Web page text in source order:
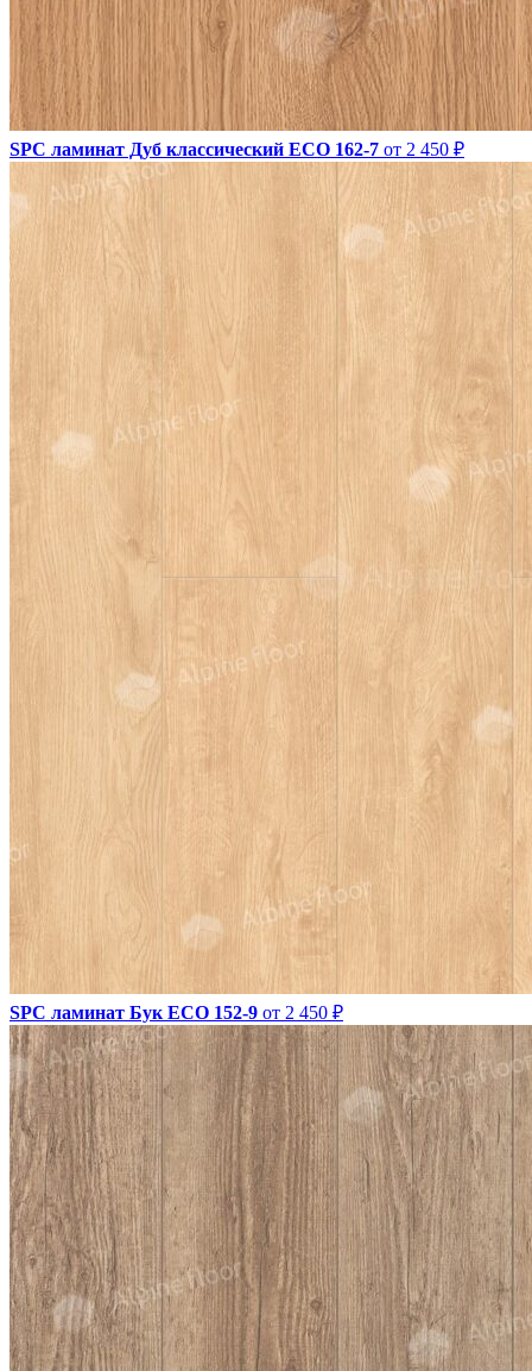
SPC ламинат Дуб классический ЕСО 162-7 от 2 450 ₽
SPC ламинат Бук ECO 152-9 от 2 450 ₽